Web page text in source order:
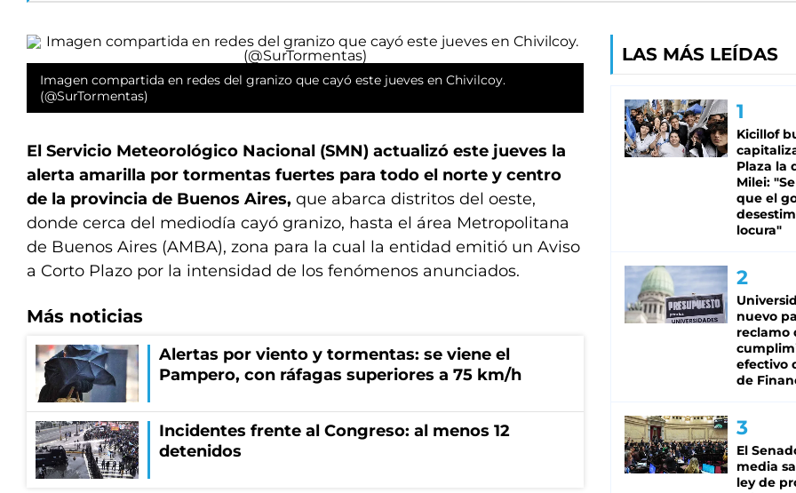
Imagen compartida en redes del granizo que cayó este jueves en Chivilcoy.
(@SurTormentas)
El Servicio Meteorológico Nacional (SMN) actualizó este jueves la
alerta amarilla por tormentas fuertes para todo el norte y centro
de la provincia de Buenos Aires, que abarca distritos del oeste,
donde cerca del mediodía cayó granizo, hasta el área Metropolitana
de Buenos Aires (AMBA), zona para la cual la entidad emitió un Aviso
a Corto Plazo por la intensidad de los fenómenos anunciados.
Más noticias
Alertas por viento y tormentas: se viene el
Pampero, con ráfagas superiores a 75 km/h
Incidentes frente al Congreso: al menos 12
detenidos
LAS MÁS LEÍDAS
Kicillof
Plaza la
Milei:
que el
locura"
nuevo
reclamo
efectivo
de
El
media
ley de